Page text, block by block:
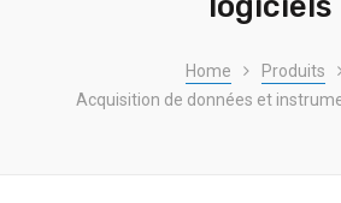
Home
Produits
Acquisition de données et